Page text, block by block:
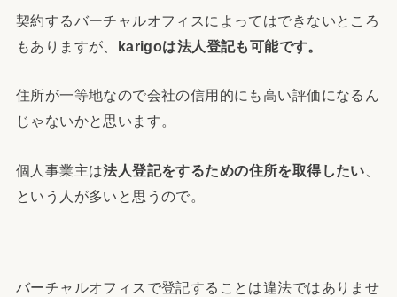
契約するバーチャルオフィスによってはできないところ
もありますが、 karigoは法人登記も可能です。
住所が一等地なので会社の信用的にも高い評価になるん
じゃないかと思います。
個人事業主は法人登記をするための住所を取得したい
という人が多いと思うので。
バーチャルオフィスで登記することは違法ではありませ